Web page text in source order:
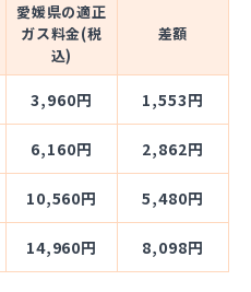
愛媛県の適正
ガス料金(税
込)
差額
3,960円 1,553円
6,160円 2,862円
10,560円 5,480円
14,960円 8,098円